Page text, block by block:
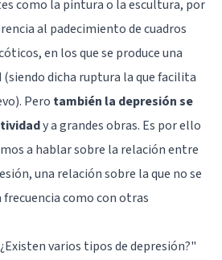
como la pintura o la escultura, por
al padecimiento de cuadros
en los que se produce una
dicha ruptura la que facilita
Pero también la depresión se
y a grandes obras. Es por ello
a hablar sobre la relación entre
una relación sobre la que no se
como con otras
¿Existen varios tipos de depresión?"